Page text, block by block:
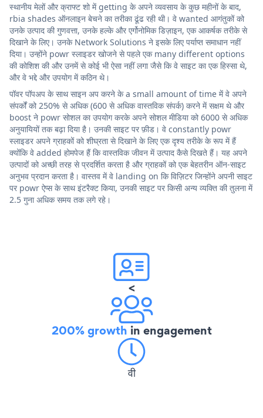
स्थानीय मेलों और क्राफ्ट शो में getting के अपने व्यवसाय के कुछ महीनों के बाद,
rbia shades ऑनलाइन बेचने का तरीका ढूंढ रही थी। वे wanted आगंतुकों को
उनके उत्पाद की गुणवत्ता, उनके हल्के और एर्गोनोमिक डिज़ाइन, एक आकर्षक तरीके से
दिखाने के लिए। उनके Network Solutions ने इसके लिए पर्याप्त समाधान नहीं
दिया। उन्होंने powr स्लाइडर खोजने से पहले एक many different options
की कोशिश की और उनमें से कोई भी ऐसा नहीं लगा जैसे कि वे साइट का एक हिस्सा थे,
और वे भद्दे और उपयोग में कठिन थे।
पॉवर पॉपअप के साथ साइन अप करने के a small amount of time में वे अपने
संपर्कों को 250% से अधिक (600 से अधिक वास्तविक संपर्क) करने में सक्षम थे और
boost ने powr सोशल का उपयोग करके अपने सोशल मीडिया को 6000 से अधिक
अनुयायियों तक बढ़ा दिया है। उनकी साइट पर फ़ीड। वे constantly powr
स्लाइडर अपने ग्राहकों को शीघ्रता से दिखाने के लिए एक दृश्य तरीके के रूप में हैं
क्योंकि वे added होमपेज हैं कि वास्तविक जीवन में उत्पाद कैसे दिखते हैं। यह अपने
उत्पादों को अच्छी तरह से प्रदर्शित करता है और ग्राहकों को एक बेहतरीन ऑन-साइट
अनुभव प्रदान करता है। वास्तव में वे landing on कि विज़िटर जिन्होंने अपनी साइट
पर powr ऐप्स के साथ इंटरैक्ट किया, उनकी साइट पर किसी अन्य व्यक्ति की तुलना में
2.5 गुना अधिक समय तक लगे रहे।
<
200% growth in engagement
वी